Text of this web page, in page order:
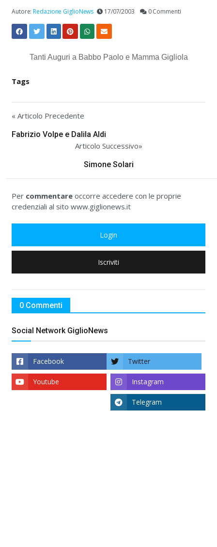
Autore:Redazione GiglioNews 17/07/2003 0 Commenti
Tanti Auguri a Babbo Paolo e Mamma Gigliola
Tags
« Articolo Precedente
Fabrizio Volpe e Dalila Aldi
Articolo Successivo»
Simone Solari
Per commentare occorre accedere con le proprie
credenziali al sito www.giglionews.it
Login
Iscriviti
0 Commenti
Social Network GiglioNews
Facebook Twitter
Instagram
Youtube
Telegram